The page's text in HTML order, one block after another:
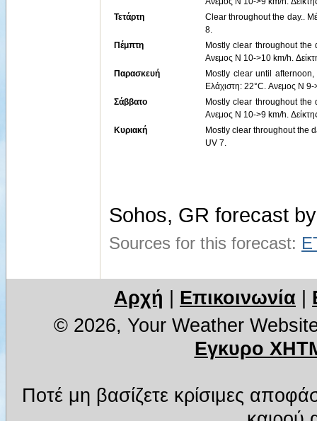
Τετάρτη
Clear throughout the day..
8.
Πέμπτη
Mostly clear throughout the
Ανεμος Ν 10->10 km/h.
Παρασκευή
Mostly clear until afternoon,
Ελάχιστη: 22°C. Ανεμος Ν 9-
Σάββατο
Mostly clear throughout the
Ανεμος Ν 10->9 km/h.
Κυριακή
Mostly clear throughout the
UV 7.
Sohos, GR forecast
Sources for this forecast:
Αρχή Επικοινωνία
© 2026, Your Weather
Εγκυρο
Ποτέ μη βασίζετε κρίσιμες